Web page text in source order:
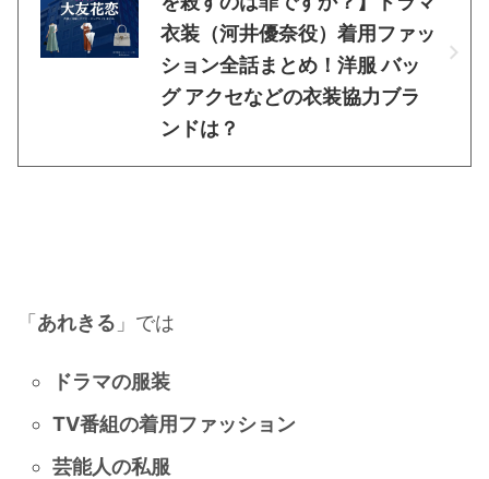
衣装（河井優奈役）着用ファッ
ション全話まとめ！洋服 バッ
グ アクセなどの衣装協力ブラ
ンドは？
「 あれきる 」では
ドラマの服装
TV番組の着用ファッション
芸能人の私服